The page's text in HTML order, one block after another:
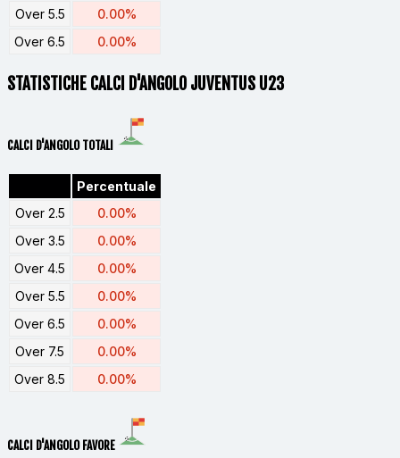
Over 5.5
0.00%
Over 6.5
0.00%
STATISTICHE CALCI D'ANGOLO JUVENTUS U23
CALCI D'ANGOLO TOTALI
Percentuale
Over 2.5
0.00%
Over 3.5
0.00%
Over 4.5
0.00%
Over 5.5
0.00%
Over 6.5
0.00%
Over 7.5
0.00%
Over 8.5
0.00%
CALCI D'ANGOLO FAVORE